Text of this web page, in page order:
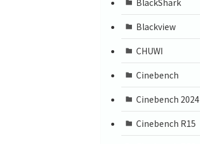
Blackview
CHUWI
Cinebench
Cinebench 2024
Cinebench R15